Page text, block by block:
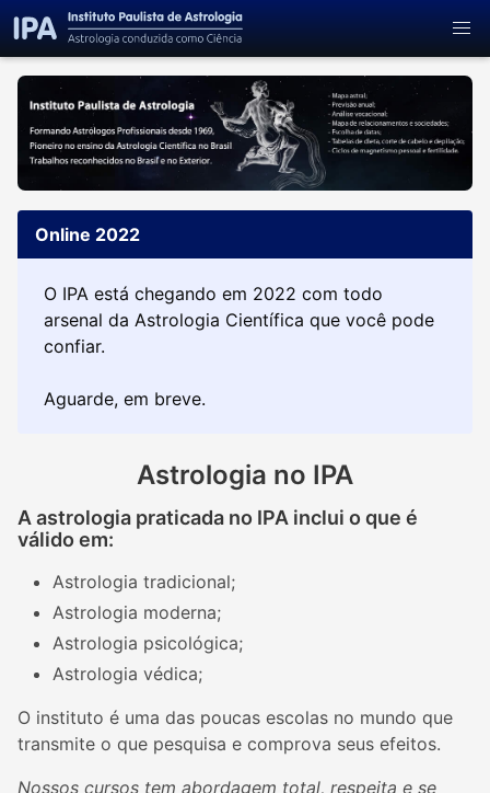
Online 2022
O IPA está chegando em 2022 com todo
arsenal da Astrologia Científica que você pode
confiar.
Aguarde, em breve.
Astrologia no IPA
A astrologia praticada no IPA inclui o que é
válido em:
Astrologia tradicional;
Astrologia moderna;
Astrologia psicológica;
Astrologia védica;
O instituto é uma das poucas escolas no mundo que
transmite o que pesquisa e comprova seus efeitos.
Nossos cursos tem abordagem total, respeita e se